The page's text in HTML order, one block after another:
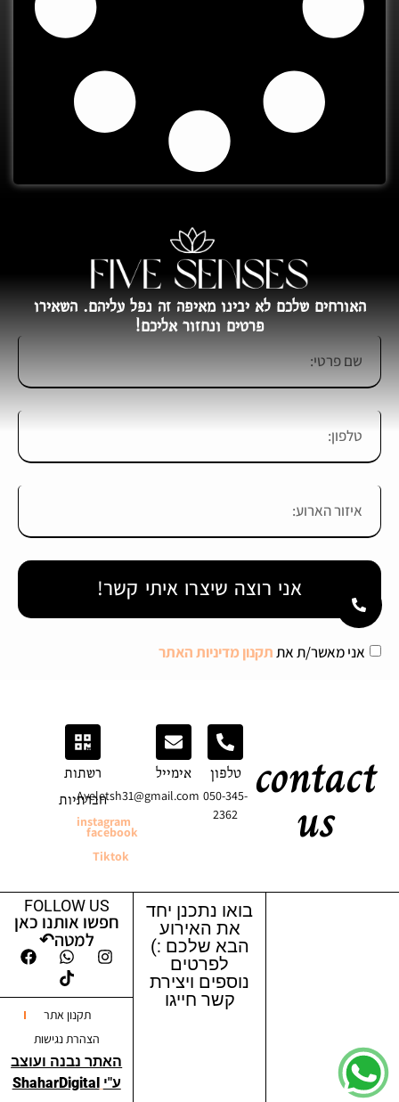
האורחים שלכם לא יבינו מאיפה זה נפל עליהם. השאירו
פרטים ונחזור אליכם!
אני מאשר/ת אתתקנון מדיניות האתר
אני רוצה שיצרו איתי קשר!
טלפון
050-345-
2362
contact
us
אימייל
Ayeletsh31@gmail.com
רשתות
חברתיות
instagram
facebook
Tiktok
בואו נתכנן יחד
את האירוע
הבא שלכם :)
לפרטים
נוספים ויצירת
קשר חייגו
FOLLOW US
חפשו אותנו כאן
למטה↶
תקנון אתר
הצהרת נגישות
האתר נבנה ועוצב
ע"י ShaharDigital